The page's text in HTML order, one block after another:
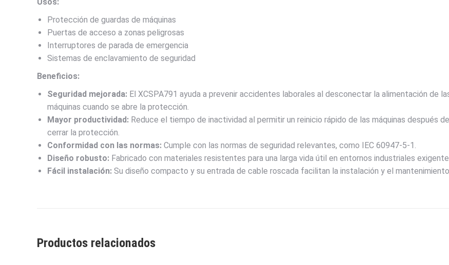
Protección de guardas de máquinas
Puertas de acceso a zonas peligrosas
Interruptores de parada de emergencia
Sistemas de enclavamiento de seguridad
Beneficios:
Seguridad mejorada: El XCSPA791 ayuda a prevenir accidentes laborales al desconectar la alimentación de
máquinas cuando se abre la protección.
Mayor productividad: Reduce el tiempo de inactividad al permitir un reinicio rápido de las máquinas después de
cerrar la protección.
Conformidad con las normas: Cumple con las normas de seguridad relevantes, como IEC 60947-5-1.
Diseño robusto: Fabricado con materiales resistentes para una larga vida útil en entornos industriales
Fácil instalación: Su diseño compacto y su entrada de cable roscada facilitan la instalación y el
Productos relacionados